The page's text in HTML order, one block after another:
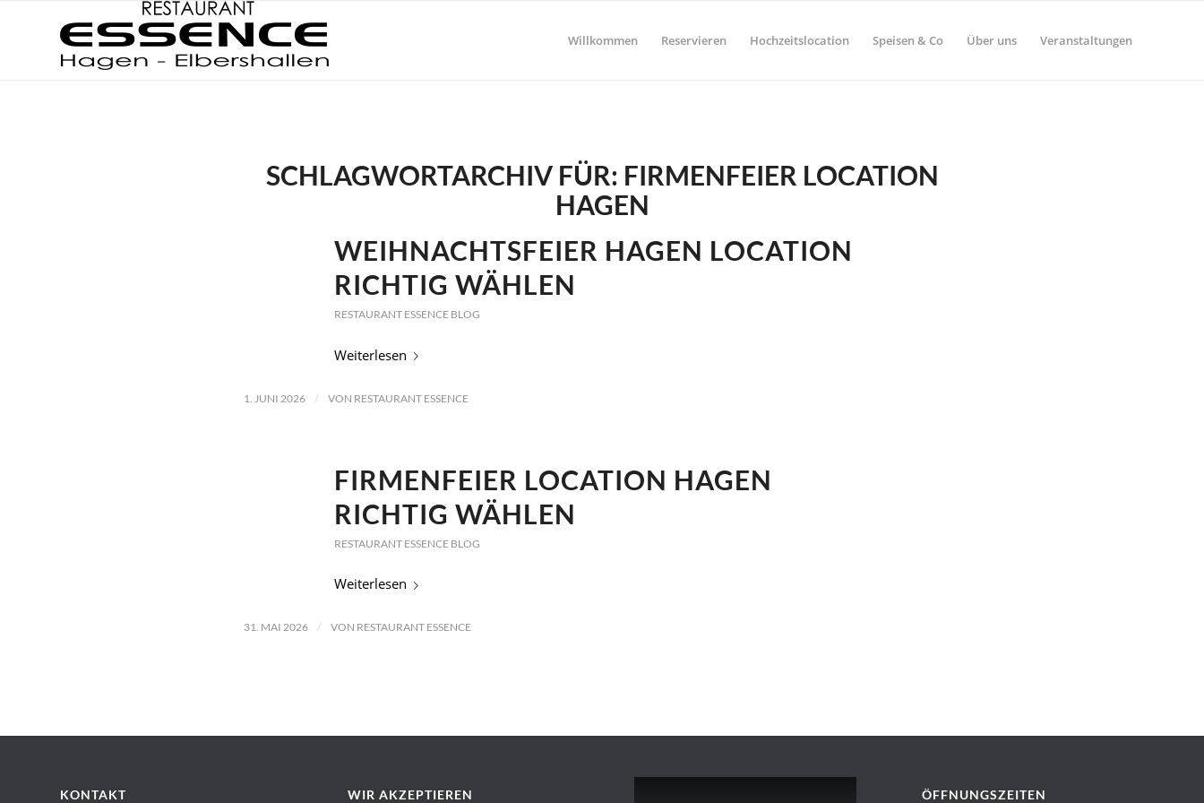
Willkommen Reservieren Hochzeitslocation Speisen & Co Über uns Veranstaltungen
SCHLAGWORTARCHIV FÜR: FIRMENFEIER LOCATION
HAGEN
WEIHNACHTSFEIER HAGEN LOCATION
RICHTIG WÄHLEN
RESTAURANT ESSENCE BLOG
Weiterlesen
1. JUNI 2026 / VON RESTAURANT ESSENCE
FIRMENFEIER LOCATION HAGEN
RICHTIG WÄHLEN
RESTAURANT ESSENCE BLOG
Weiterlesen
31. MAI 2026 / VON RESTAURANT ESSENCE
KONTAKT WIR AKZEPTIEREN ÖFFNUNGSZEITEN